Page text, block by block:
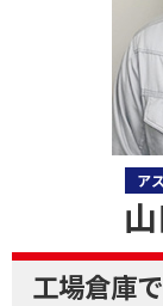
ア
工場倉庫